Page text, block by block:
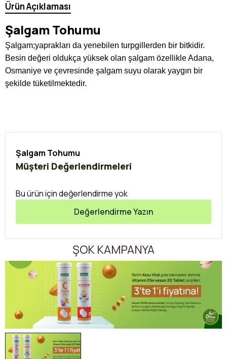
Ürün Açıklaması
Şalgam Tohumu
Şalgam;yaprakları da yenebilen turpgillerden bir bitkidir.
Besin değeri oldukça yüksek olan şalgam özellikle Adana,
Osmaniye ve çevresinde şalgam suyu olarak yaygın bir
şekilde tüketilmektedir.
Şalgam Tohumu
Müşteri Değerlendirmeleri
Bu ürün için değerlendirme yok
Değerlendirme Yazın
ŞOK KAMPANYA